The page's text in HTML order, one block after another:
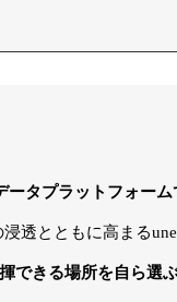
ータプラットフォー
浸透とともに高まる
できる場所を自ら選